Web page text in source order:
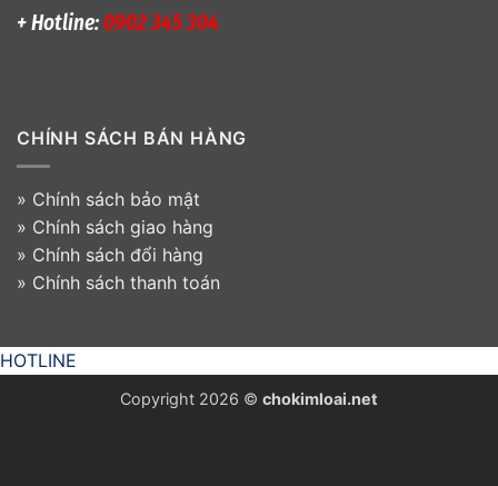
+ Hotline:0902 345 304
CHÍNH SÁCH BÁN HÀNG
» Chính sách bảo mật
» Chính sách giao hàng
» Chính sách đổi hàng
» Chính sách thanh toán
HOTLINE
Copyright 2026 © chokimloai.net